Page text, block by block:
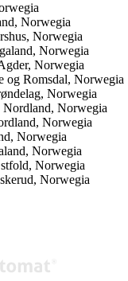
Norwegia
Norwegia
Norwegia
Norwegia
og Romsdal, Norwegia
Norwegia
Nordland, Norwegia
Norwegia
Norwegia
Norwegia
Norwegia
Norwegia